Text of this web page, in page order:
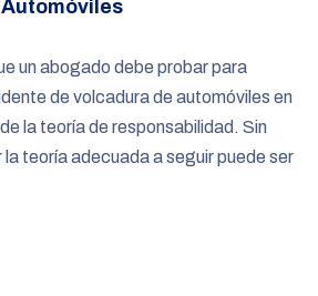
un abogado debe probar para
de volcadura de automóviles en
la teoría de responsabilidad. Sin
teoría adecuada a seguir puede ser